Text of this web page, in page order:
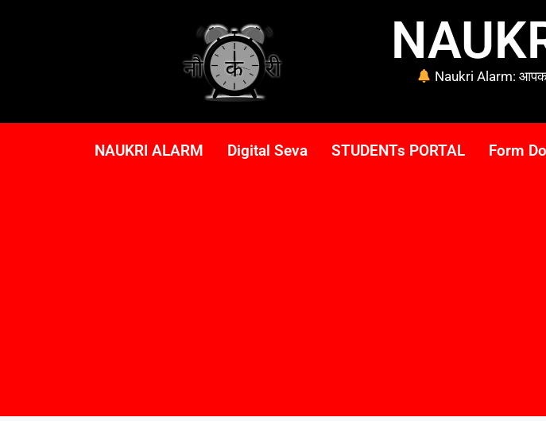
Naukri Alarm:
NAUKRI ALARM Digital Seva STUDENTs PORTAL Form